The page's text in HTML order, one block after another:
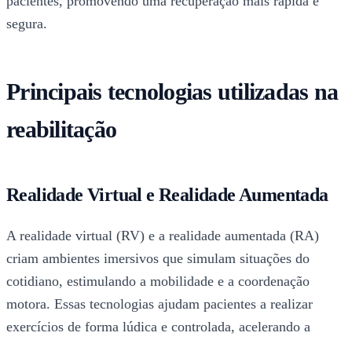
segura.
Principais tecnologias utilizadas na
reabilitação
Realidade Virtual e Realidade Aumentada
A realidade virtual (RV) e a realidade aumentada (RA)
criam ambientes imersivos que simulam situações do
cotidiano, estimulando a mobilidade e a coordenação
motora. Essas tecnologias ajudam pacientes a realizar
exercícios de forma lúdica e controlada, acelerando a